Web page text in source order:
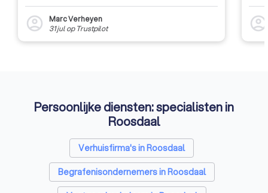
account_circle
Marc Verheyen
31 julop Trustpilot account_circle
Persoonlijke diensten: specialisten in
Roosdaal
Verhuisfirma's in Roosdaal
Begrafenisondernemers in Roosdaal